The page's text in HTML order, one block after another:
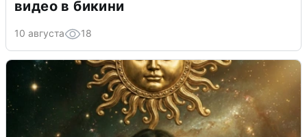
видео в бикини
10 августа 18